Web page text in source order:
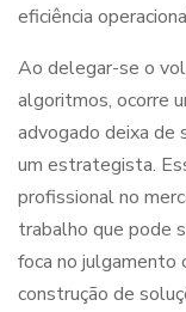
eficiência
Ao delegar-se o
algoritmos, ocorre
advogado deixa de
um estrategista.
profissional no
trabalho que pode
foca no julgamento
construção de